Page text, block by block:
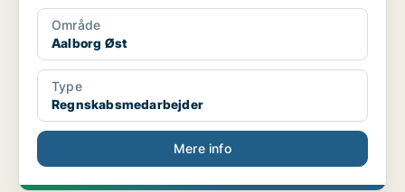
Område
Aalborg Øst
Type
Regnskabsmedarbejder
Mere info